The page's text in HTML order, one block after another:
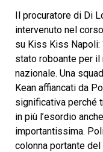
Il procuratore di Di
intervenuto nel
su Kiss Kiss Napoli:
stato roboante per il
nazionale. Una
Kean affiancati da
significativa perché
in più l’esordio
importantissima.
colonna portante